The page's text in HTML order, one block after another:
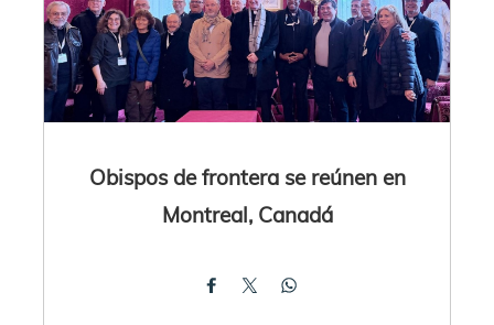
Obispos de frontera se reúnen en
Montreal, Canadá